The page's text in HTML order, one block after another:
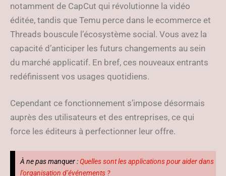
notamment de CapCut qui révolutionne la vidéo
éditée, tandis que Temu perce dans le ecommerce et
Threads bouscule l’écosystème social. Vous avez la
capacité d’anticiper les futurs changements au sein
du marché applicatif. En bref, ces nouveaux entrants
redéfinissent vos usages quotidiens.
Cependant ce fonctionnement s’impose désormais
auprès des utilisateurs et des entreprises, ce qui
force les éditeurs à perfectionner leur offre.
À ne pas manquer :Quelles sont les applications pour aider dans
l’organisation d’événements ?